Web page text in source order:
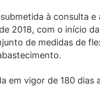
à consulta e
2018, com o início
de medidas de
em vigor de 180 dias